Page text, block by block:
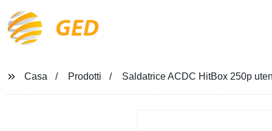
GED
Casa Prodotti Saldatrice ACDC HitBox 250p